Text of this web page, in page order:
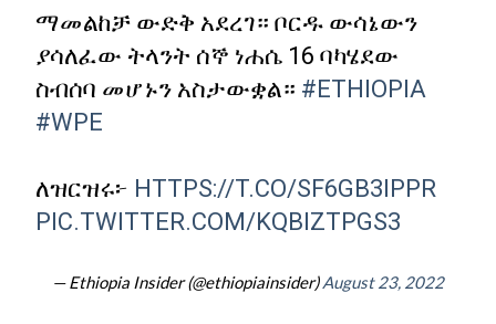
ማመልከቻ ውድቅ አደረገ። ቦርዱ ውሳኔውን
ያሳለፈው ትላንት ሰኞ ነሐሴ 16 ባካሄደው
ስብሰባ መሆኑን አስታውቋል። #ETHIOPIA
#WPE
ለዝርዝሩ፦ HTTPS://T.CO/SF6GB3IPPR
PIC.TWITTER.COM/KQBIZTPGS3
— Ethiopia Insider (@ethiopiainsider)August 23, 2022